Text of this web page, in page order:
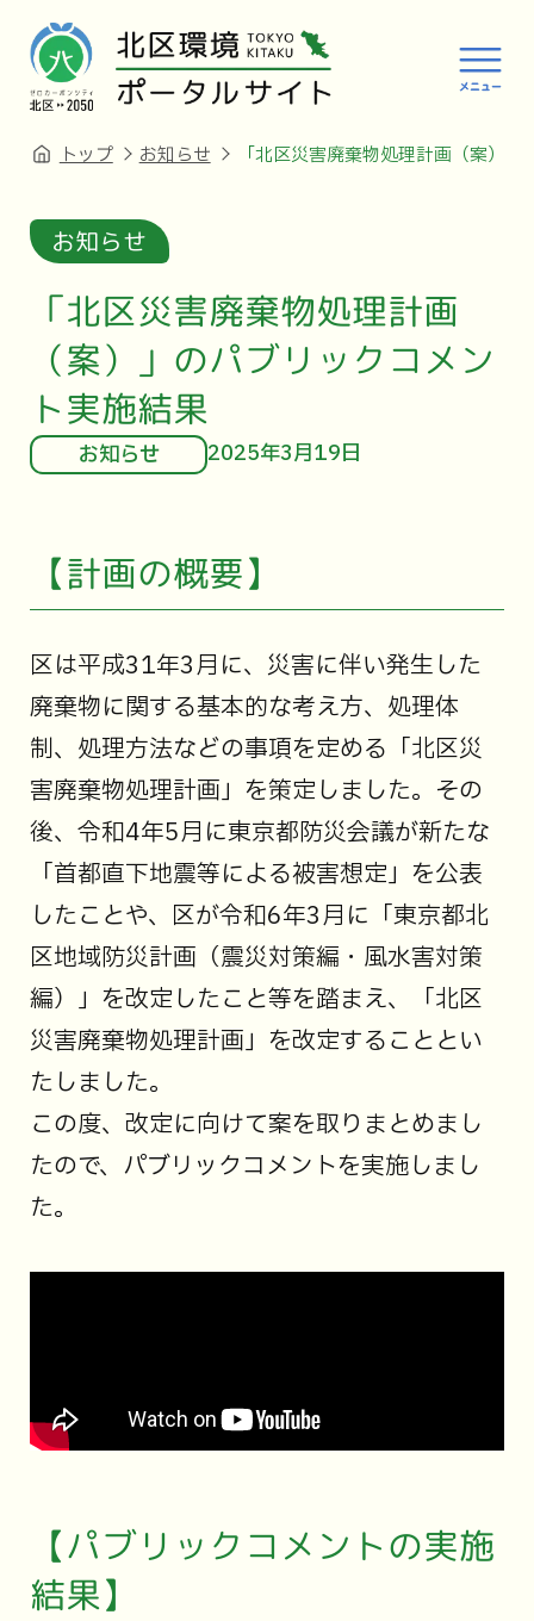
トップ お知らせ 「北区災害廃棄物処理計画（案）
お知らせ
「北区災害廃棄物処理計画
（案）」のパブリックコメン
ト実施結果
お知らせ 2025年3月19日
【計画の概要】
区は平成31年3月に、災害に伴い発生した
廃棄物に関する基本的な考え方、処理体
制、処理方法などの事項を定める「北区災
害廃棄物処理計画」を策定しました。その
後、令和4年5月に東京都防災会議が新たな
「首都直下地震等による被害想定」を公表
したことや、区が令和6年3月に「東京都北
区地域防災計画（震災対策編・風水害対策
編）」を改定したこと等を踏まえ、「北区
災害廃棄物処理計画」を改定することとい
たしました。
この度、改定に向けて案を取りまとめまし
たので、パブリックコメントを実施しまし
た。
【パブリックコメントの実施
結果】